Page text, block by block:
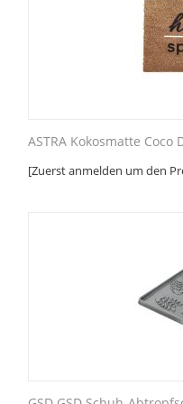
ASTRA Kokosmatte
[Zuerst anmelden um den